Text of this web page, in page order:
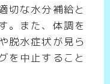
切な水分補給と
。また、体調を
脱水症状が見ら
を中止すること